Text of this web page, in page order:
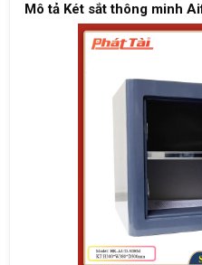
Mô tả Két sắt thông minh